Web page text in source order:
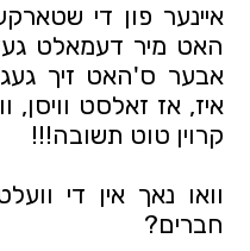
איינער פון די
האט מיר דעמאלט
אבער ס'האט זיך
איז, אז זאלסט
קרוין טוט תשובה!!!
וואו נאך אין די
חברים?